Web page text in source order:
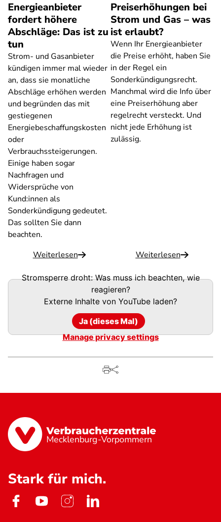
Energieanbieter
fordert höhere
Abschläge: Das ist zu
tun
Strom- und Gasanbieter
kündigen immer mal wieder
an, dass sie monatliche
Abschläge erhöhen werden
und begründen das mit
gestiegenen
Energiebeschaffungskosten
oder
Verbrauchssteigerungen.
Einige haben sogar
Nachfragen und
Widersprüche von
Kund:innen als
Sonderkündigung gedeutet.
Das sollten Sie dann
beachten.
Weiterlesen
Preiserhöhungen bei
Strom und Gas – was
ist erlaubt?
Wenn Ihr Energieanbieter
die Preise erhöht, haben Sie
in der Regel ein
Sonderkündigungsrecht.
Manchmal wird die Info über
eine Preiserhöhung aber
regelrecht versteckt. Und
nicht jede Erhöhung ist
zulässig.
Weiterlesen
Stromsperre droht: Was muss ich beachten, wie
reagieren?
Externe Inhalte von YouTube laden?
Ja (dieses Mal)
Manage privacy settings
Mecklenburg-Vorpommern
Stark für mich.